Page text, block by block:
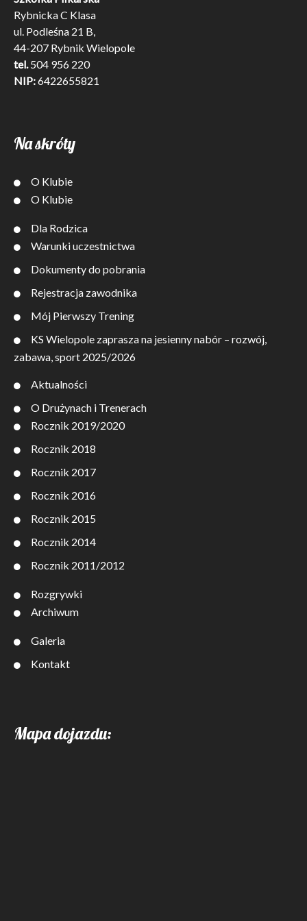
Rybnicka C Klasa
ul. Podleśna 21 B,
44-207 Rybnik Wielopole
tel.504 956 220
NIP:6422655821
Na skróty
O Klubie
O Klubie
Dla Rodzica
Warunki uczestnictwa
Dokumenty do pobrania
Rejestracja zawodnika
Mój Pierwszy Trening
KS Wielopole zaprasza na jesienny nabór – rozwój,
zabawa, sport 2025/2026
Aktualności
O Drużynach i Trenerach
Rocznik 2019/2020
Rocznik 2018
Rocznik 2017
Rocznik 2016
Rocznik 2015
Rocznik 2014
Rocznik 2011/2012
Rozgrywki
Archiwum
Galeria
Kontakt
Mapa dojazdu: